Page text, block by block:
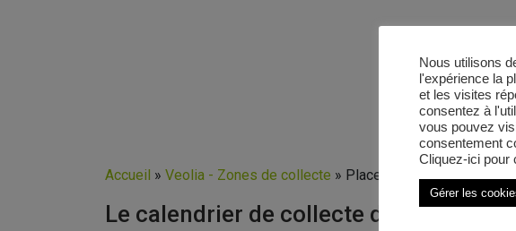
Accueil » Veolia - Zones de collecte » Place du 12 Septembre
Le calendrier de collecte de Place du
Nous utilisons
l'expérience la
et les visites
consentez à
vous pouvez
consentement
Cliquez-ici pour
Gérer les